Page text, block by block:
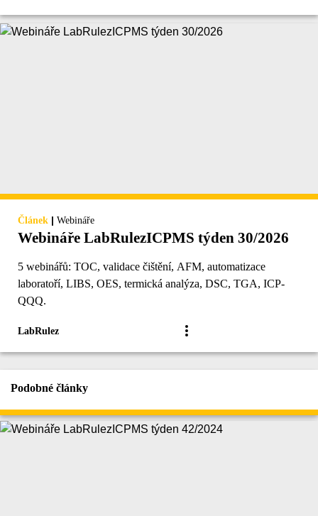
Článek | Webináře
Webináře LabRulezICPMS týden 30/2026
5 webinářů: TOC, validace čištění, AFM, automatizace
laboratoří, LIBS, OES, termická analýza, DSC, TGA, ICP-
QQQ.
LabRulez
Podobné články